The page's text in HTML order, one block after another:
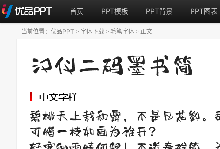
首页 PPT模板 PPT背景 PPT图表
当前位置： 优品PPT > 字体下载 > 毛笔字体 > 正文